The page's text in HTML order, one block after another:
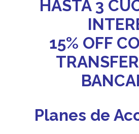
HASTA 3
15% OFF
Planes de